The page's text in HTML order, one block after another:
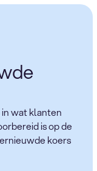
wat klanten
is op de
koers